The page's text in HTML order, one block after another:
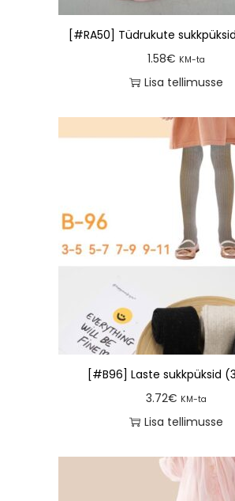
[#RA50] Tüdrukute
1.58€ KM-ta
Lisa tellimusse
[#B96] Laste sukkpüksid
3.72€ KM-ta
Lisa tellimusse